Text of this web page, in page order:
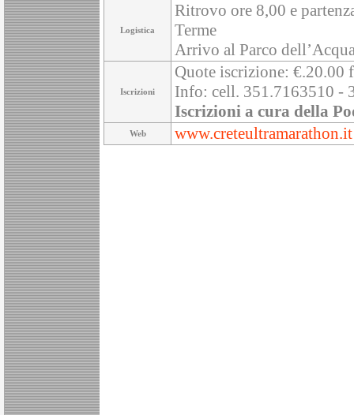
Logistica
Ritrovo ore 8,00 e
Terme
Arrivo al Parco
Iscrizioni
Quote iscrizione:
Info: cell. 351.7163510 -
Iscrizioni a cura della
Web www.creteultramarathon.it